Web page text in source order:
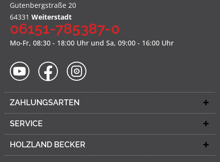
Gutenbergstraße 20
64331 Weiterstadt
06151-785387-0
Mo-Fr, 08:30 - 18:00 Uhr und Sa, 09:00 - 16:00 Uhr
ZAHLUNGSARTEN
SERVICE
HOLZLAND BECKER